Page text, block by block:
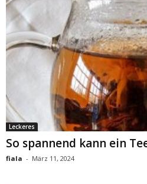
Leckeres
So spannend kann ein
fiala - März 11, 2024